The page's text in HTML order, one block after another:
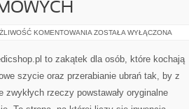
KOMENTOWANIA SZYCIE
ZOSTAŁA WYŁĄCZONA
to zakątek dla osób, które kochają
szycie oraz przerabianie ubrań tak, by z
zwykłych rzeczy powstawały oryginalne